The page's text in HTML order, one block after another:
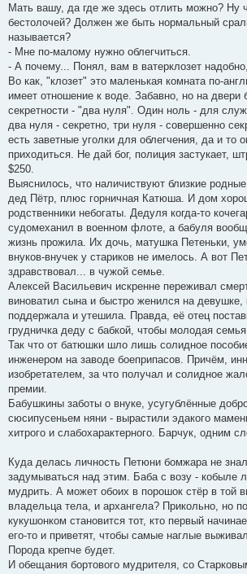
Мать вашу, да где же здесь отлить можно? Ну
бестолочей? Должен же быть нормальный
называется?
- Мне по-малому нужно облегчиться.
- А почему... Понял, вам в ватерклозет
Во как, "клозет" это маленькая комната по-
имеет отношение к воде. Забавно, но на двери
секретности - "два нуля". Один ноль - для
два нуля - секретно, три нуля - совершенно
есть заветные уголки для облегчения, да и то
приходиться. Не дай бог, полиция застукает,
$250.
Выяснилось, что наличиствуют близкие
дед Пётр, плюс горничная Катюша. И дом
родственники небогаты. Дедуля когда-то
судомеханил в военном флоте, а бабуля
жизнь прожила. Их дочь, матушка Петеньки,
внуков-внучек у стариков не имелось. А вот
здравствовал... в чужой семье.
Алексей Васильевич искренне переживал
виноватил сына и быстро женился на девушке,
поддержала и утешила. Правда, её отец
грудничка деду с бабкой, чтобы молодая
Так что от батюшки шло лишь солидное
инженером на заводе боеприпасов. Причём,
изобретателем, за что получал и солидное
премии.
Бабушкины заботы о внуке, усугублённые
сюсипусеньем няни - вырастили эдакого
хитрого и слабохарактерного. Барчук, одним
Куда делась личность Петюни бомжара не
задумываться над этим. Баба с возу - кобыле
мудрить. А может обоих в порошок стёр в той
владельца тела, и архангела? Прикольно, но
кукушонком становится тот, кто первый
его-то и приветят, чтобы самые наглые
Порода крепче будет.
И обещания бортового мудрителя, со